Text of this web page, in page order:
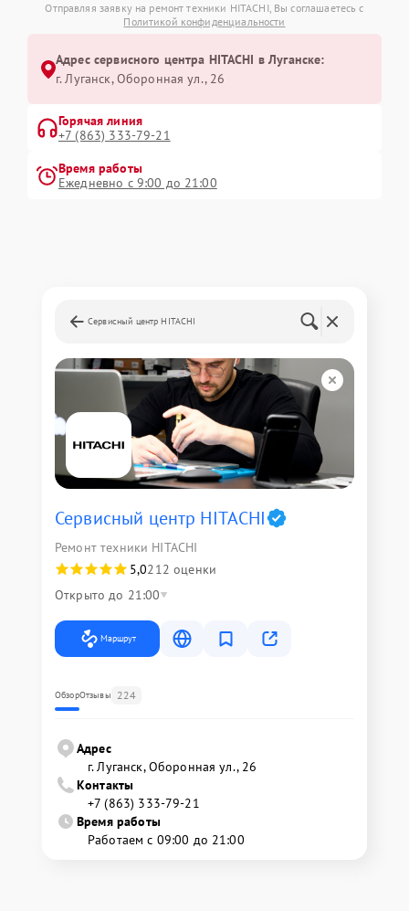
Отправляя заявку на ремонт техники HITACHI, Вы соглашаетесь с
Политикой конфиденциальности
Адрес сервисного центра HITACHI в Луганске:
г. Луганск, Оборонная ул., 26
Горячая линия
+7 (863) 333-79-21
Время работы
Ежедневно с 9:00 до 21:00
Сервисный центр HITACHI
Сервисный центр HITACHI
Ремонт техники HITACHI
5,0212 оценки
Открыто до 21:00
Маршрут
ОбзорОтзывы 224
Адрес
г. Луганск, Оборонная ул., 26
Контакты
+7 (863) 333-79-21
Время работы
Работаем с 09:00 до 21:00